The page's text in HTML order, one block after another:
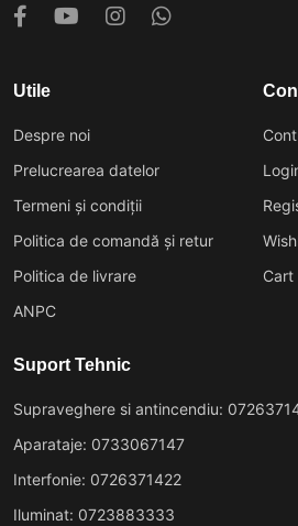
Utile
Despre noi
Prelucrearea datelor
Termeni și condiții
Politica de comandă și retur
Politica de livrare
ANPC
Cart
Suport Tehnic
Supraveghere si antincendiu:
Aparataje: 0733067147
Interfonie: 0726371422
Iluminat: 0723883333